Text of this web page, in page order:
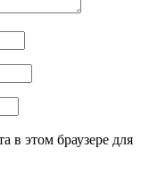
в этом браузере для